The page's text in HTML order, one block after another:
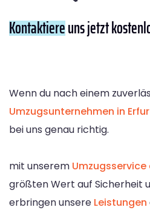
Kontaktiereuns jetzt
Wenn du nach einem
Umzugsunternehmen in
bei uns genau richtig.
mit unserem Umzugsservice
größten Wert auf Sicherheit
erbringen unsere Leistungen